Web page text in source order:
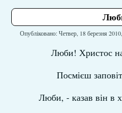
Опубліковано: Четвер, 18 березня
Люби! Христос
Посмієш
Люби, - казав він в